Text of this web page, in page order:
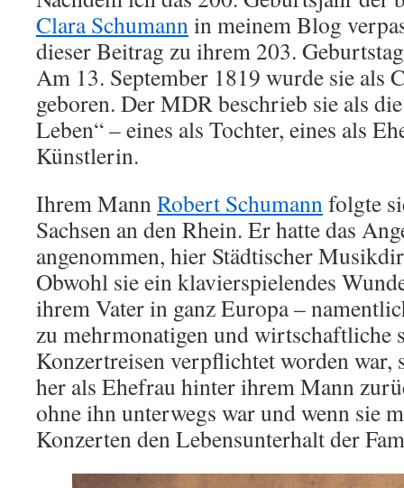
Clara Schumannin meinem Blog
dieser Beitrag zu ihrem 203.
Am 13. September 1819 wurde sie als
geboren. Der MDR beschrieb sie als
Leben“ – eines als Tochter, eines als
Künstlerin.
Ihrem MannRobert Schumannfolgte
Sachsen an den Rhein. Er hatte das
angenommen, hier Städtischer
Obwohl sie ein klavierspielendes
ihrem Vater in ganz Europa –
zu mehrmonatigen und wirtschaftliche
Konzertreisen verpflichtet worden war,
her als Ehefrau hinter ihrem Mann
ohne ihn unterwegs war und wenn sie
Konzerten den Lebensunterhalt der